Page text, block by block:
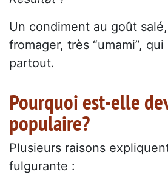
Un condiment au goût
fromager, très “umami”,
partout.
Pourquoi est-elle
populaire?
Plusieurs raisons
fulgurante :